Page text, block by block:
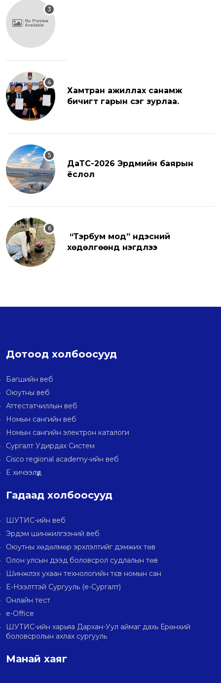
Хамтран ажиллах санамж
бичигт гарын үсэг зурлаа.
ДаТС-2026 Эрдмийн баярын
ёслол
“Тэрбум мод” үндэсний
хөдөлгөөнд нэгдлээ
Дотоод холбоосууд
Багшийн веб
Оюутны веб
Аттестатчиллын веб
Номын сангийн веб
Номын сангийн электрон каталоги
Сургалт Удирдах Систем
Cisco regional academy-ийн веб
E хичээлүүд
Гадаад холбоосууд
ШУТИС-ийн веб
Эрдэм шинжилгээний веб
Оюутны хөдөлмөр эрхлэлтийг дэмжих төв
Олон улсын дээд боловсрол судлалын төв
Шинжлэх ухаан технологийн тєв номын сан
E-Нээлттэй Сургууль (e-Сургалт)
Онлайн тест
e-Office
ШУТИС-ийн харьяа Дархан-Уул аймаг дахь Ерөнхий
боловсролын ахлах сургууль
Манай хаяг